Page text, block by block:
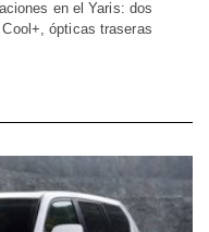
en el Yaris: dos
ópticas traseras